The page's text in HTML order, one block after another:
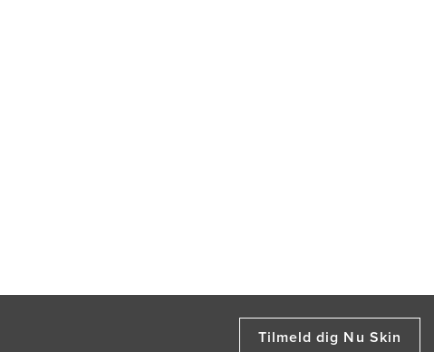
Tilmeld dig Nu Skin